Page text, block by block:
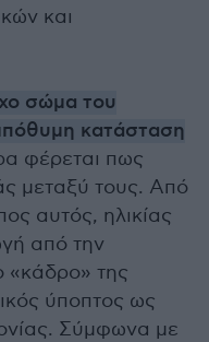
και
σώμα του
κατάσταση
φέρεται πως
μεταξύ τους. Από
αυτός, ηλικίας
από την
«κάδρο» της
ύποπτος ως
Σύμφωνα με